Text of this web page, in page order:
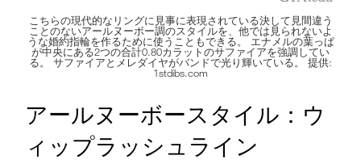
こちらの現代的なリングに見事に表現されている決して見間違う
ことのないアールヌーボー調のスタイルを、他では見られないよ
うな婚約指輪を作るために使うこともできる。 エナメルの葉っぱ
が中央にある2つの合計0.80カラットのサファイアを強調してい
る。 サファイアとメレダイヤがバンドで光り輝いている。 提供:
1stdibs.com
アールヌーボースタイル：ウ
ィップラッシュライン